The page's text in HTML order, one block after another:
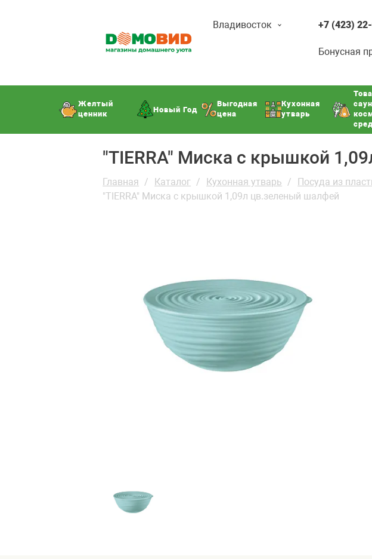
Владивосток +7 (423)
Бонусная
Желтый
ценник
Новый Год
Выгодная
цена
Кухонная
утварь
"TIERRA" Миска с крышкой
Главная Каталог Кухонная утварь Посуда из
"TIERRA" Миска с крышкой 1,09л цв.зеленый шалфей